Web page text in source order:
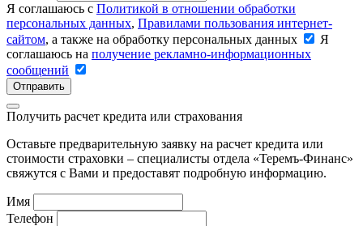
Я соглашаюсь с Политикой в отношении обработки
персональных данных, Правилами пользования интернет-
сайтом, а также на обработку персональных данных
Я
соглашаюсь на получение рекламно-информационных
сообщений
Отправить
Получить расчет кредита или страхования
Оставьте предварительную заявку на расчет кредита или
стоимости страховки – специалисты отдела «Теремъ-Финанс»
свяжутся с Вами и предоставят подробную информацию.
Имя
Телефон